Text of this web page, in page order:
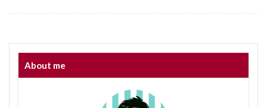
About me